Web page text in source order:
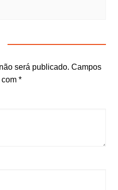
será publicado. Campos
*